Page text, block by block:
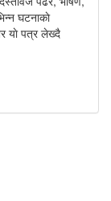
घटनाकाे
याे पत्र लेख्दै